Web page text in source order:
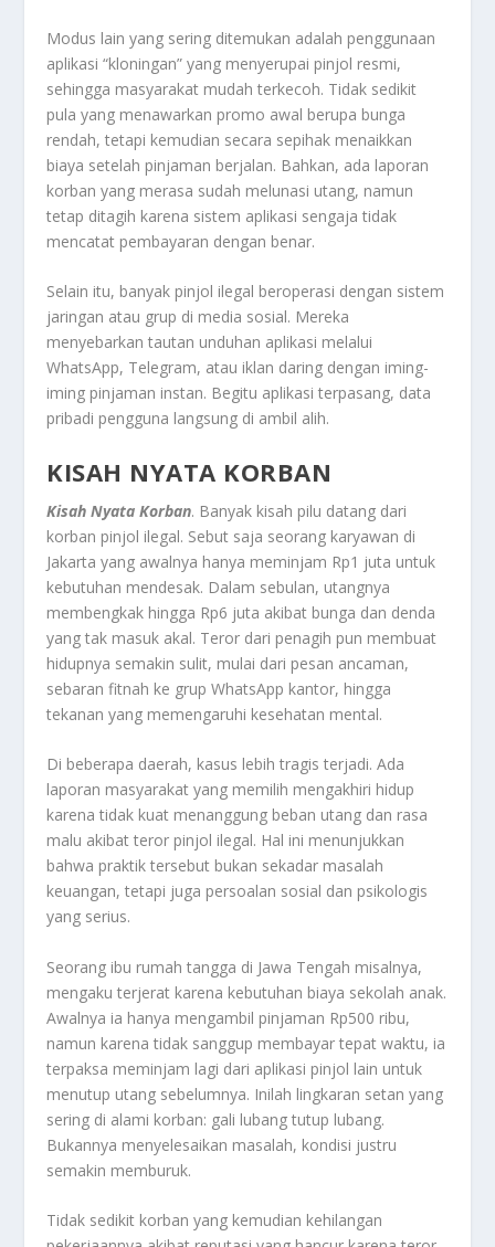
Modus lain yang sering ditemukan adalah penggunaan
aplikasi “kloningan” yang menyerupai pinjol resmi,
sehingga masyarakat mudah terkecoh. Tidak sedikit
pula yang menawarkan promo awal berupa bunga
rendah, tetapi kemudian secara sepihak menaikkan
biaya setelah pinjaman berjalan. Bahkan, ada laporan
korban yang merasa sudah melunasi utang, namun
tetap ditagih karena sistem aplikasi sengaja tidak
mencatat pembayaran dengan benar.
Selain itu, banyak pinjol ilegal beroperasi dengan sistem
jaringan atau grup di media sosial. Mereka
menyebarkan tautan unduhan aplikasi melalui
WhatsApp, Telegram, atau iklan daring dengan iming-
iming pinjaman instan. Begitu aplikasi terpasang, data
pribadi pengguna langsung di ambil alih.
KISAH NYATA KORBAN
Kisah Nyata Korban. Banyak kisah pilu datang dari
korban pinjol ilegal. Sebut saja seorang karyawan di
Jakarta yang awalnya hanya meminjam Rp1 juta untuk
kebutuhan mendesak. Dalam sebulan, utangnya
membengkak hingga Rp6 juta akibat bunga dan denda
yang tak masuk akal. Teror dari penagih pun membuat
hidupnya semakin sulit, mulai dari pesan ancaman,
sebaran fitnah ke grup WhatsApp kantor, hingga
tekanan yang memengaruhi kesehatan mental.
Di beberapa daerah, kasus lebih tragis terjadi. Ada
laporan masyarakat yang memilih mengakhiri hidup
karena tidak kuat menanggung beban utang dan rasa
malu akibat teror pinjol ilegal. Hal ini menunjukkan
bahwa praktik tersebut bukan sekadar masalah
keuangan, tetapi juga persoalan sosial dan psikologis
yang serius.
Seorang ibu rumah tangga di Jawa Tengah misalnya,
mengaku terjerat karena kebutuhan biaya sekolah anak.
Awalnya ia hanya mengambil pinjaman Rp500 ribu,
namun karena tidak sanggup membayar tepat waktu, ia
terpaksa meminjam lagi dari aplikasi pinjol lain untuk
menutup utang sebelumnya. Inilah lingkaran setan yang
sering di alami korban: gali lubang tutup lubang.
Bukannya menyelesaikan masalah, kondisi justru
semakin memburuk.
Tidak sedikit korban yang kemudian kehilangan